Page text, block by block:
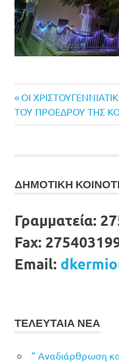
Πλοήγηση
άρθρων
Previous
Post:
OI
ΤΟΥ ΠΡΟΕΔΡΟΥ ΤΗΣ
ΔΗΜΟΤΙΚΗ
Γραμματεία:
Fax:
Email:
ΤΕΛΕΥΤΑΙΑ ΝΕΑ
” Αναδιάρθρωση